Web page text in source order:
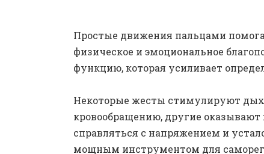
Простые движения пальцами
физическое и эмоциональное
функцию, которая усиливает
Некоторые жесты стимулируют
кровообращению, другие
справляться с напряжением и
мощным инструментом для